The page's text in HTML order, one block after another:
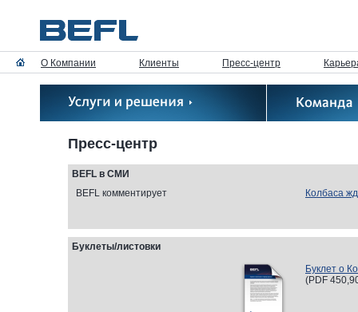
О Компании Клиенты Пресс-центр
Пресс-центр
BEFL в СМИ
BEFL комментирует
Колбаса
Буклеты/листовки
Буклет о
(PDF